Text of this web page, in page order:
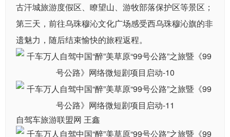
古汗城旅游度假区、瞭望山、游牧部落保护区等景区；
第三天，前往乌珠穆沁文化广场感受西乌珠穆沁旗的非
遗魅力，随后结束愉快的旅程返程。
自驾车旅游联盟网 王鑫